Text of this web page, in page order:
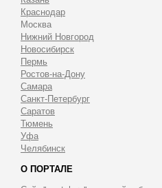
Краснодар
Москва
Нижний Новгород
Новосибирск
Пермь
Ростов-на-Дону
Самара
Санкт-Петербург
Саратов
Тюмень
Уфа
Челябинск
О ПОРТАЛЕ